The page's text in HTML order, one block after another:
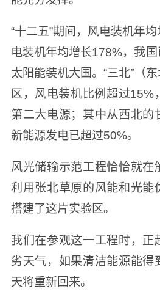
“十二五”期间，风电装机年
电装机年均增长178%，我
太阳能装机大国。“三北”（
区，风电装机比例超过15%
第二大电源；其中从西北的
新能源发电已超过50%。
风光储输示范工程恰恰就在
利用张北草原的风能和光能
搭建了这片实验区。
我们在参观这一工程时，正
劣天气，如果清洁能源能得
天将重新回来。